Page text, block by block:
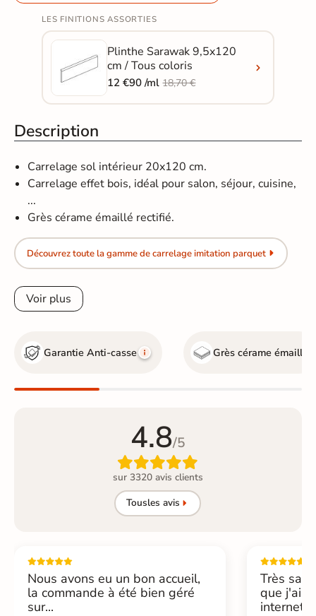
LES FINITIONS ASSORTIES
Plinthe Sarawak 9,5x120
cm / Tous coloris
12 €90 /ml18,70 €
Description
Carrelage sol intérieur 20x120 cm.
Carrelage effet bois, idéal pour salon, séjour, cuisine,
...
Grès cérame émaillé rectifié.
Découvrez toute la gamme de carrelage imitation parquet
Voir plus
Garantie Anti-casse Grès cérame émaillé
4.8/5

sur 3320 avis clients
Tousles avis
Nous avons eu un bon accueil,
la commande à été bien géré
sur...
Très
que j'ai
internet....